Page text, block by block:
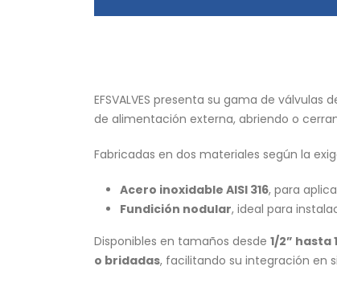
EFSVALVES presenta su gama de
de alimentación externa, abriendo o
Fabricadas en dos materiales según la
Acero inoxidable AISI 316, para
Fundición nodular, ideal para
Disponibles en tamaños desde 1/2” hasta
o bridadas, facilitando su integración en